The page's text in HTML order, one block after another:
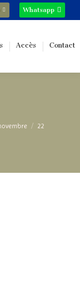
Whatsapp
Accès Contact
22